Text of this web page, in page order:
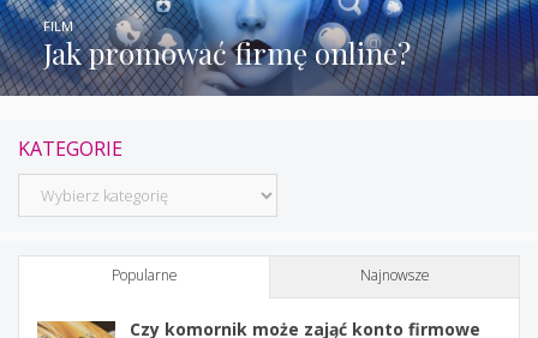
Jak promować firmę online?
FILM
KATEGORIE
Kategorie
Popularne Najnowsze
Czy komornik może zająć konto firmowe